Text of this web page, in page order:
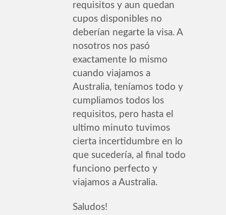
requisitos y aun quedan
cupos disponibles no
deberían negarte la visa. A
nosotros nos pasó
exactamente lo mismo
cuando viajamos a
Australia, teníamos todo y
cumpliamos todos los
requisitos, pero hasta el
ultimo minuto tuvimos
cierta incertidumbre en lo
que sucedería, al final todo
funciono perfecto y
viajamos a Australia.
Saludos!